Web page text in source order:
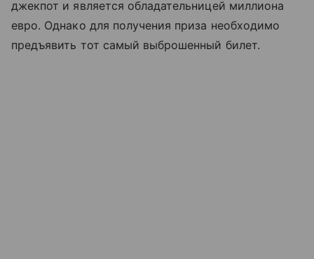
джекпот и является обладательницей миллиона
евро. Однако для получения приза необходимо
предъявить тот самый выброшенный билет.